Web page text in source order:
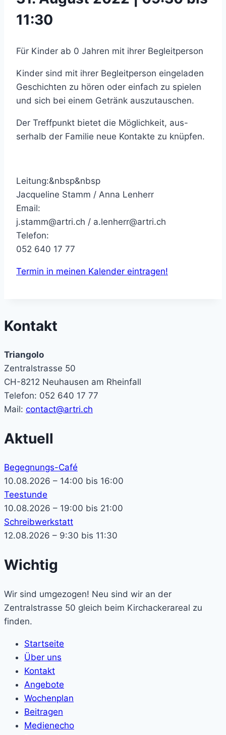
11:30
Für Kinder ab 0 Jahren mit ihrer Begleitperson
Kinder sind mit ihrer Begleitperson eingeladen
Geschichten zu hören oder einfach zu spielen
und sich bei einem Getränk auszutauschen.
Der Treffpunkt bietet die Möglichkeit, aus-
serhalb der Familie neue Kontakte zu knüpfen.
Leitung:&nbsp&nbsp
Jacqueline Stamm / Anna Lenherr
Email:
j.stamm@artri.ch / a.lenherr@artri.ch
Telefon:
052 640 17 77
Termin in meinen Kalender eintragen!
Kontakt
Triangolo
Zentralstrasse 50
CH-8212 Neuhausen am Rheinfall
Telefon: 052 640 17 77
Mail: contact@artri.ch
Aktuell
Begegnungs-Café
10.08.2026 – 14:00 bis 16:00
Teestunde
10.08.2026 – 19:00 bis 21:00
Schreibwerkstatt
12.08.2026 – 9:30 bis 11:30
Wichtig
Wir sind umgezogen! Neu sind wir an der
Zentralstrasse 50 gleich beim Kirchackerareal zu
finden.
Startseite
Über uns
Kontakt
Angebote
Wochenplan
Beitragen
Medienecho